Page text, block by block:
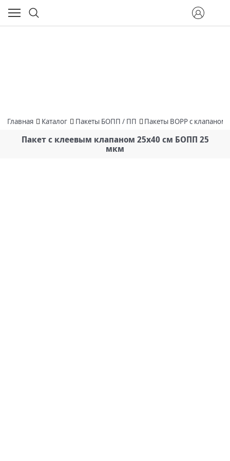
Главная Каталог Пакеты БОПП / ПП Пакеты BOPP с клапаном
Пакет с клеевым клапаном 25х40 см БОПП 25
мкм